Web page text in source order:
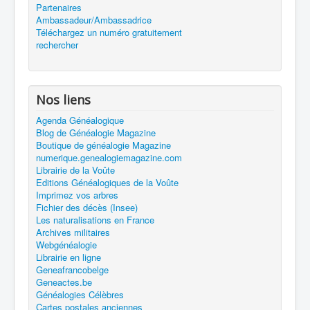
Partenaires
Ambassadeur/Ambassadrice
Téléchargez un numéro gratuitement
rechercher
Nos liens
Agenda Généalogique
Blog de Généalogie Magazine
Boutique de généalogie Magazine
numerique.genealogiemagazine.com
Librairie de la Voûte
Editions Généalogiques de la Voûte
Imprimez vos arbres
Fichier des décès (Insee)
Les naturalisations en France
Archives militaires
Webgénéalogie
Librairie en ligne
Geneafrancobelge
Geneactes.be
Généalogies Célèbres
Cartes postales anciennes